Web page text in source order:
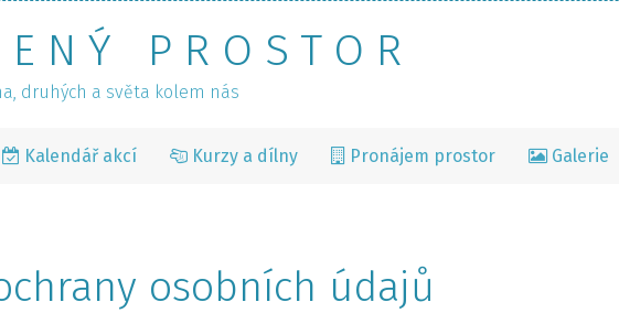
PROSTOR
druhých a světa kolem nás
Kalendář akcí Kurzy a dílny Pronájem prostor Galerie
osobních údajů